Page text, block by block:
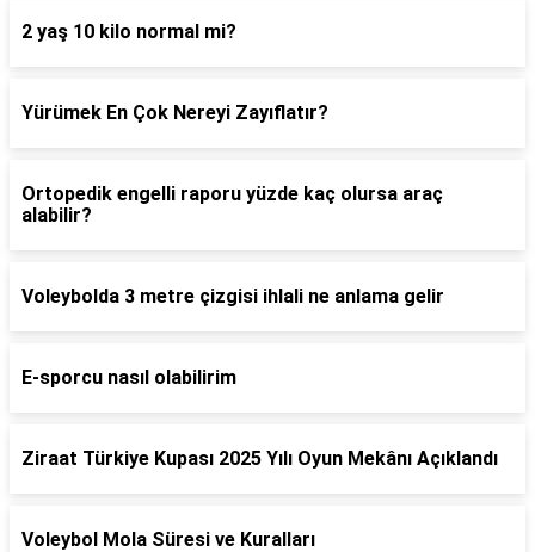
2 yaş 10 kilo normal mi?
Yürümek En Çok Nereyi Zayıflatır?
Ortopedik engelli raporu yüzde kaç olursa araç
alabilir?
Voleybolda 3 metre çizgisi ihlali ne anlama gelir
E-sporcu nasıl olabilirim
Ziraat Türkiye Kupası 2025 Yılı Oyun Mekânı Açıklandı
Voleybol Mola Süresi ve Kuralları